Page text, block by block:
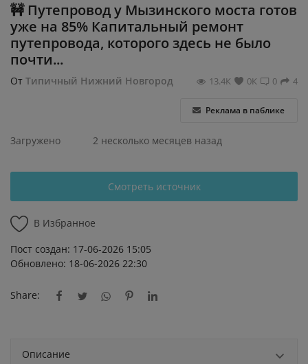
🚧 Путепровод у Мызинского моста готов
уже на 85% Капитальный ремонт
путепровода, которого здесь не было
почти...
От Типичный Нижний Новгород 4
0
0К
13.4К
Реклама в паблике
Загружено 2 несколько месяцев назад
Смотреть источник
В Избранное
Пост создан: 17-06-2026 15:05
Обновлено: 18-06-2026 22:30
Share:
Описание